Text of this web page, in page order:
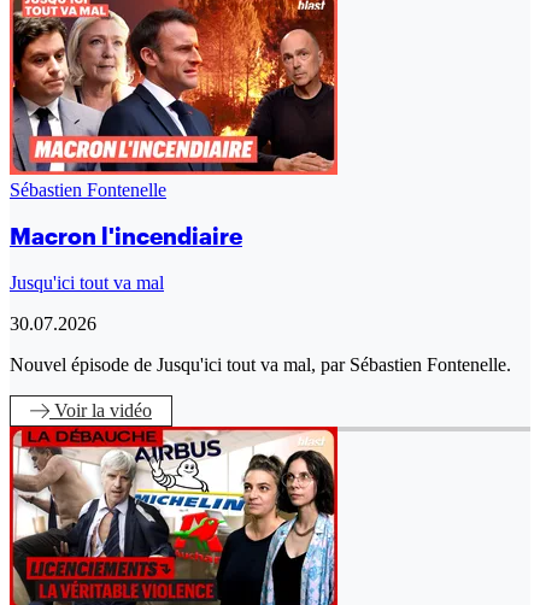
Sébastien Fontenelle
Macron l'incendiaire
Jusqu'ici tout va mal
30.07.2026
Nouvel épisode de Jusqu'ici tout va mal, par Sébastien Fontenelle.
Voirla vidéo